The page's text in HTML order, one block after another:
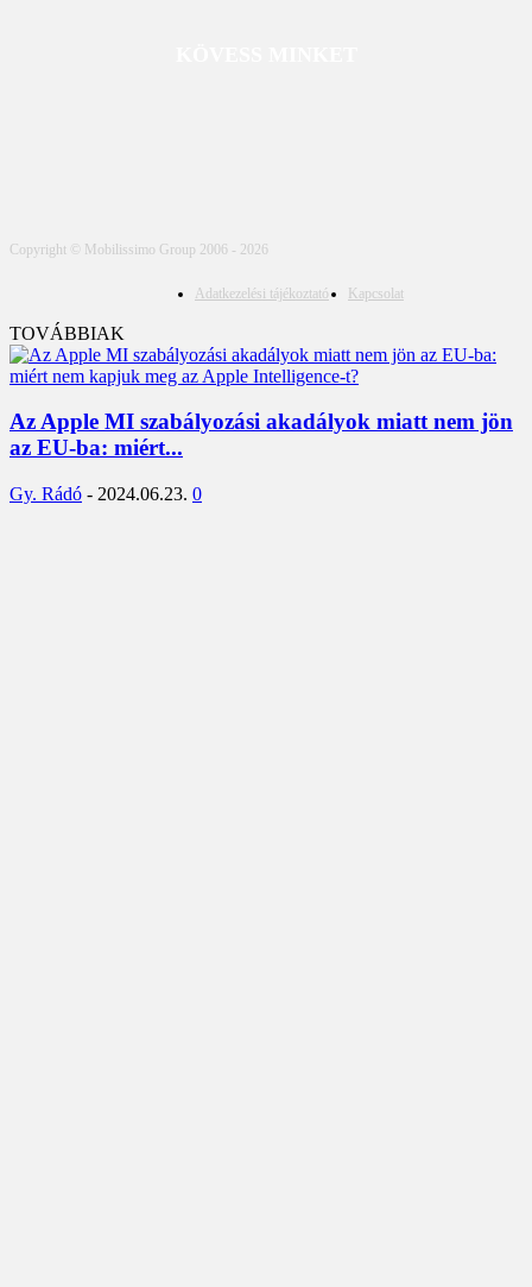
Copyright © Mobilissimo Group 2006 - 2026
Adatkezelési tájékoztató Kapcsolat
TOVÁBBIAK
Az Apple MI szabályozási akadályok miatt nem jön
az EU-ba: miért...
Gy. Rádó - 2024.06.23. 0